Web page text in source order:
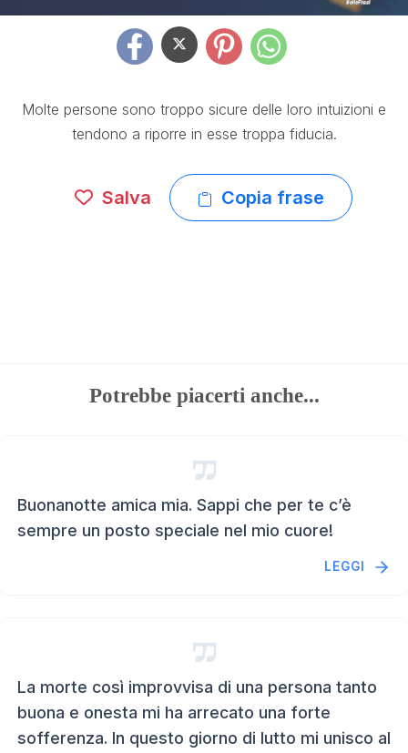
Molte persone sono troppo sicure delle loro intuizioni e
tendono a riporre in esse troppa fiducia.
Salva Copia frase
Potrebbe piacerti anche...
Buonanotte amica mia. Sappi che per te c’è
sempre un posto speciale nel mio cuore!
LEGGI
La morte così improvvisa di una persona tanto
buona e onesta mi ha arrecato una forte
sofferenza. In questo giorno di lutto mi unisco al